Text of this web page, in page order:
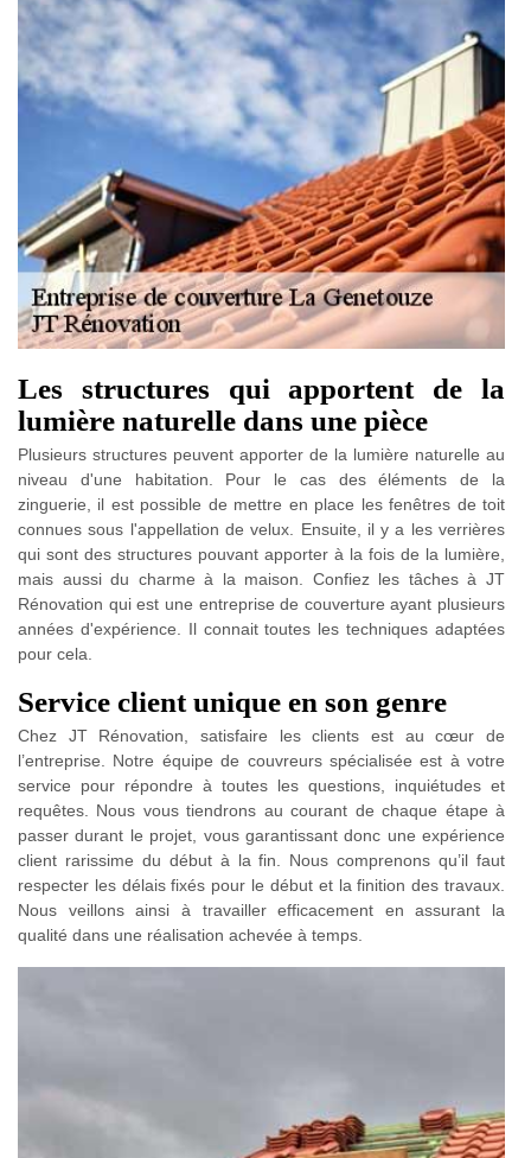
Les structures qui apportent de la
lumière naturelle dans une pièce
Plusieurs structures peuvent apporter de la lumière naturelle au
niveau d'une habitation. Pour le cas des éléments de la
zinguerie, il est possible de mettre en place les fenêtres de toit
connues sous l'appellation de velux. Ensuite, il y a les verrières
qui sont des structures pouvant apporter à la fois de la lumière,
mais aussi du charme à la maison. Confiez les tâches à JT
Rénovation qui est une entreprise de couverture ayant plusieurs
années d'expérience. Il connait toutes les techniques adaptées
pour cela.
Service client unique en son genre
Chez JT Rénovation, satisfaire les clients est au cœur de
l’entreprise. Notre équipe de couvreurs spécialisée est à votre
service pour répondre à toutes les questions, inquiétudes et
requêtes. Nous vous tiendrons au courant de chaque étape à
passer durant le projet, vous garantissant donc une expérience
client rarissime du début à la fin. Nous comprenons qu’il faut
respecter les délais fixés pour le début et la finition des travaux.
Nous veillons ainsi à travailler efficacement en assurant la
qualité dans une réalisation achevée à temps.